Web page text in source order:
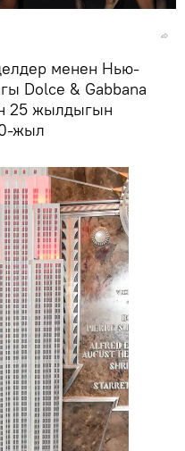
менен Нью-
Dolce & Gabbana
25 жылдыгын
жыл